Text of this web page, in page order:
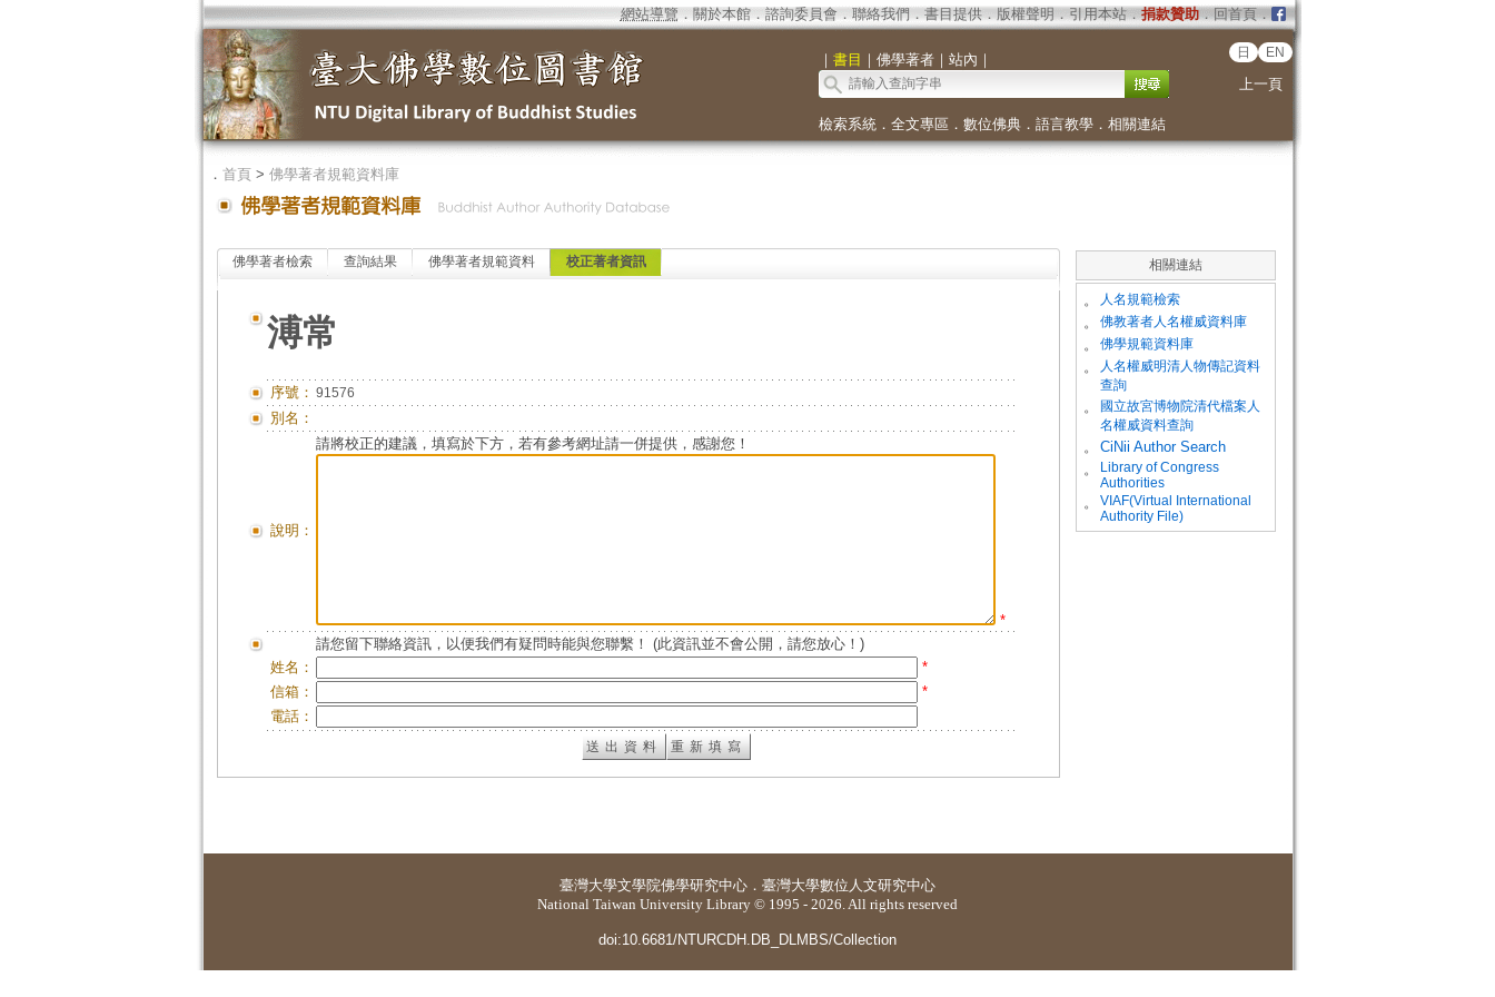
網站導覽 ． 關於本館． 諮詢委員會． 聯絡我們 ． 書目提供． 版權聲明 ． 引用本站． 捐款贊助．回首頁．
｜ 書目 ｜ 佛學著者｜ 站內 ｜ 日 EN
上一頁
檢索系統． 全文專區 ． 數位佛典． 語言教學． 相關連結
． 首頁> 佛學著者規範資料庫
佛學著者檢索 查詢結果 佛學著者規範資料 校正著者資訊
溥常
序號： 91576
別名：
說明：
請將校正的建議，填寫於下方，若有參考網址請一併提供，感謝您！
*
請您留下聯絡資訊，以便我們有疑問時能與您聯繫！ (此資訊並不會公開，請您放心！)
姓名：
*
信箱：
*
電話：
相關連結
。 人名規範檢索
。 佛教著者人名權威資料庫
。 佛學規範資料庫
。
人名權威明清人物傳記資料
查詢
。
國立故宮博物院清代檔案人
名權威資料查詢
。
CiNii Author Search
。
Library of Congress
Authorities
。
VIAF(Virtual International
Authority File)
臺灣大學文學院佛學研究中心 ． 臺灣大學數位人文研究中心
National Taiwan University Library © 1995 - 2026. All rights reserved
doi:10.6681/NTURCDH.DB_DLMBS/Collection